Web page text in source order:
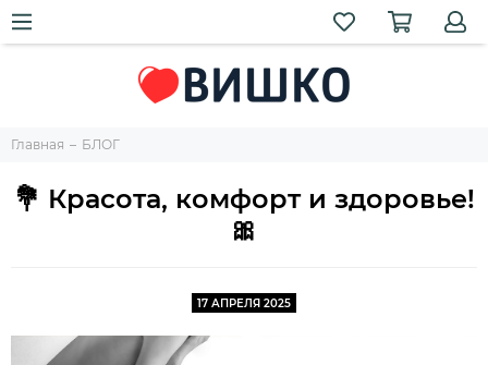
Главная БЛОГ
💐 Красота, комфорт и здоровье!
🎀
17 АПРЕЛЯ 2025